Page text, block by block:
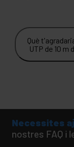
Què
UTP de 10 m
Necessites
nostres FAQ i